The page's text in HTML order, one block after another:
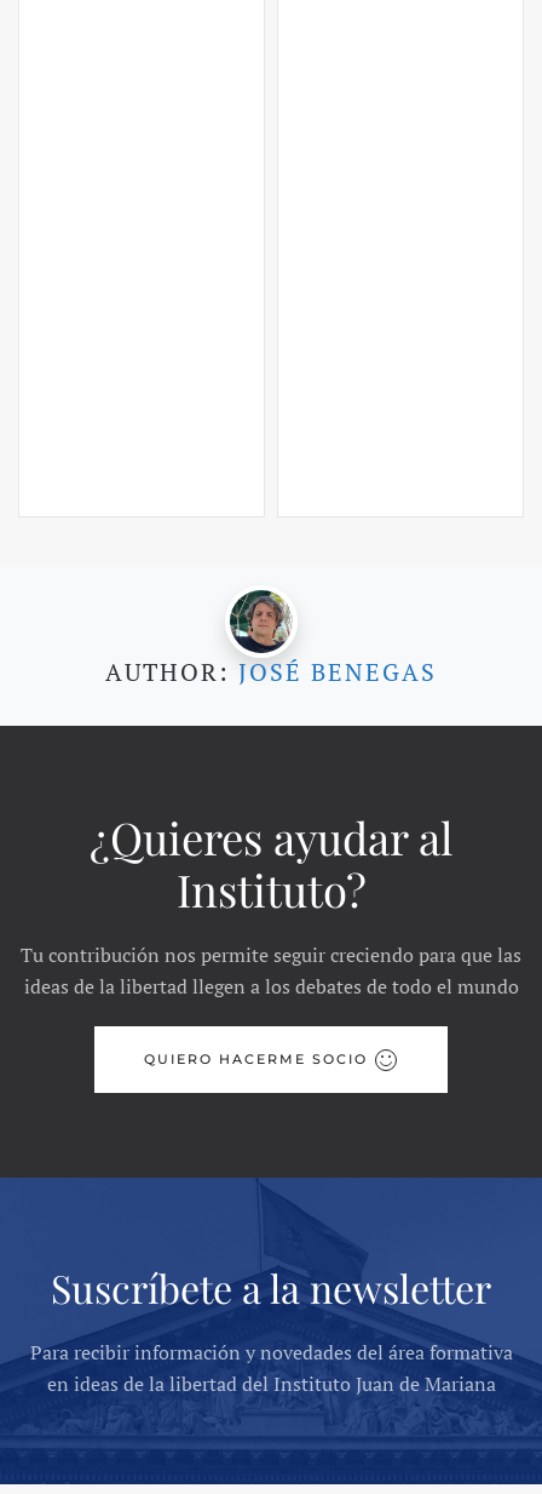
AUTHOR: JOSÉ BENEGAS
¿Quieres ayudar al
Instituto?
Tu contribución nos permite seguir creciendo para que las
ideas de la libertad llegen a los debates de todo el mundo
QUIERO HACERME SOCIO
Suscríbete a la newsletter
Para recibir información y novedades del área formativa
en ideas de la libertad del Instituto Juan de Mariana